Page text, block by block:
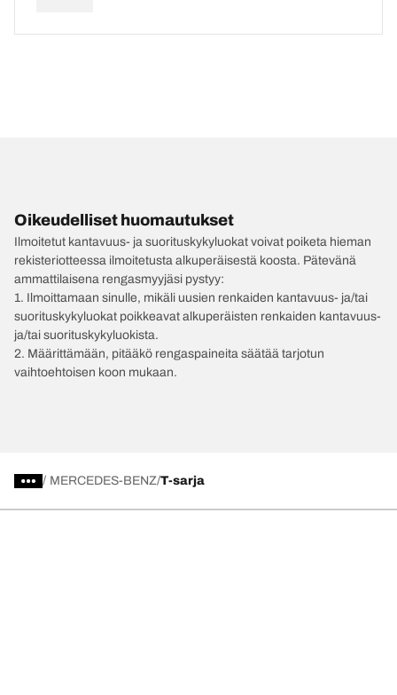
Oikeudelliset huomautukset
Ilmoitetut kantavuus- ja suorituskykyluokat voivat poiketa hieman
rekisteriotteessa ilmoitetusta alkuperäisestä koosta. Pätevänä
ammattilaisena rengasmyyjäsi pystyy:
1. Ilmoittamaan sinulle, mikäli uusien renkaiden kantavuus- ja/tai
suorituskykyluokat poikkeavat alkuperäisten renkaiden kantavuus-
ja/tai suorituskykyluokista.
2. Määrittämään, pitääkö rengaspaineita säätää tarjotun
vaihtoehtoisen koon mukaan.
/ MERCEDES-BENZ T-sarja